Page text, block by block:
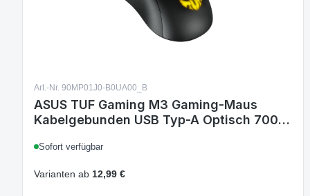
Art.-Nr. 90MP01J0-B0UA00_B
ASUS TUF Gaming M3 Gaming-Maus
Kabelgebunden USB Typ-A Optisch 7000
Sofort verfügbar
Varianten ab 12,99 €